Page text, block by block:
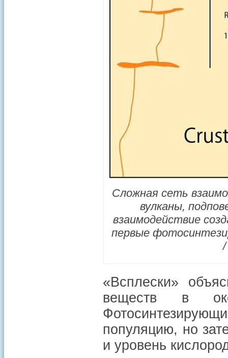
Сложная сеть
вулканы,
взаимодействие
первые
«‎Всплески»
веществ в
популяцию, но
и уровень